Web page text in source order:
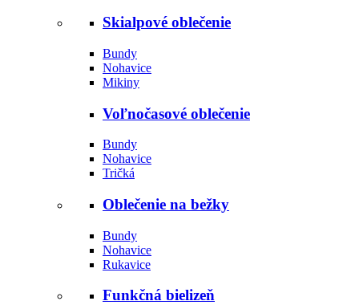
Skialpové oblečenie
Bundy
Nohavice
Mikiny
Voľnočasové oblečenie
Bundy
Nohavice
Tričká
Oblečenie na bežky
Bundy
Nohavice
Rukavice
Funkčná bielizeň